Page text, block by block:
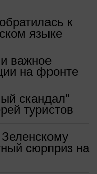
к
языке
важное
на фронте
скандал"
туристов
сюрприз на